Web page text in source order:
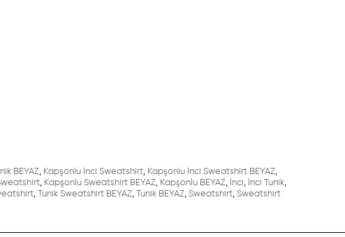
BEYAZ, Kapşonlu İnci Sweatshirt, Kapşonlu İnci Sweatshirt BEYAZ,
, Kapşonlu Sweatshirt BEYAZ, Kapşonlu BEYAZ, İnci, İnci Tunik,
, Tunik Sweatshirt BEYAZ, Tunik BEYAZ, Sweatshirt, Sweatshirt